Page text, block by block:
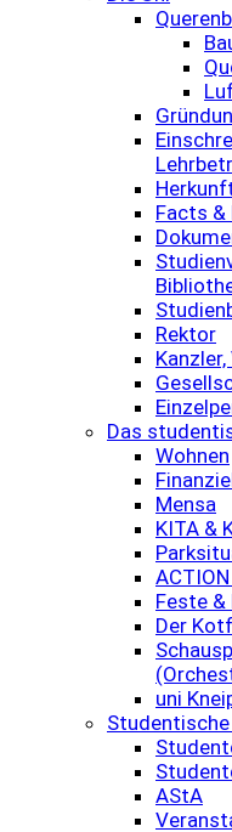
Facts &
Rektor
Das
Wohnen
Mensa
KITA &
Feste &
Der
uni
AStA